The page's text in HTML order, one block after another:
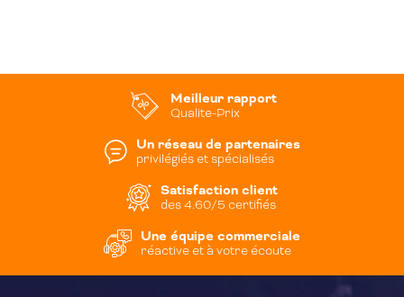
Meilleur rapport
Qualite-Prix
Un réseau de partenaires
privilégiés et spécialisés
Satisfaction client
des 4.60/5 certifiés
Une équipe commerciale
réactive et à votre écoute